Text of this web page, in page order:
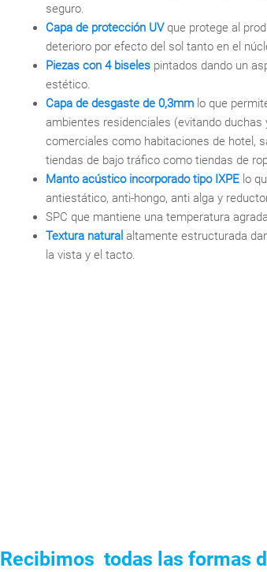
seguro.
Capa de protección UVque protege al
deterioro por efecto del sol tanto en el
Piezas con 4 biseles pintados dando un
estético.
Capa de desgaste de 0,3mm lo que
ambientes residenciales (evitando
comerciales como habitaciones de hotel,
tiendas de bajo tráfico como tiendas de
Manto acústico incorporado tipo IXPE lo
antiestático, anti-hongo, anti alga y
SPC que mantiene una temperatura
Textura natural altamente estructurada
la vista y el tacto.
Recibimos todas las formas